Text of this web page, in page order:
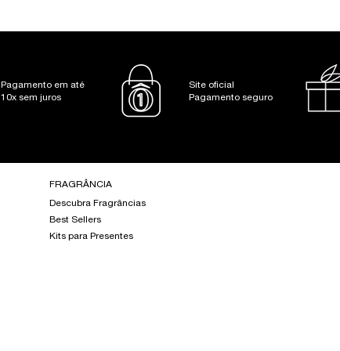
Pagamento em até
10x sem juros
Site oficial
Pagamento seguro
FRAGRÂNCIA
Descubra Fragrâncias
Best Sellers
Kits para Presentes